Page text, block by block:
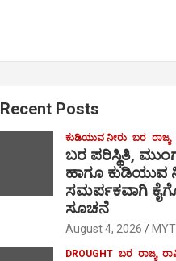
Recent Posts
ಕುಡಿಯುವ ನೀರು ಬರ ರಾಜ್ಯ
ಬರ ಪರಿಸ್ಥಿತಿ,
ಹಾಗೂ ಕುಡಿಯುವ
ಸಮರ್ಪಕವಾಗಿ
ಸೂಚನೆ
August 4, 2026
DROUGHT ಬರ ರಾಜ್ಯ